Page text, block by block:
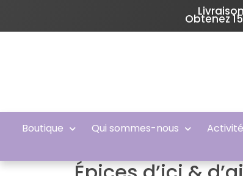
Obtenez
Boutique Qui sommes-nous